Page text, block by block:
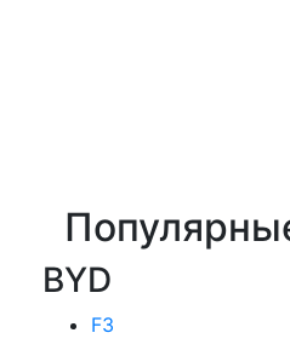
BYD
F3